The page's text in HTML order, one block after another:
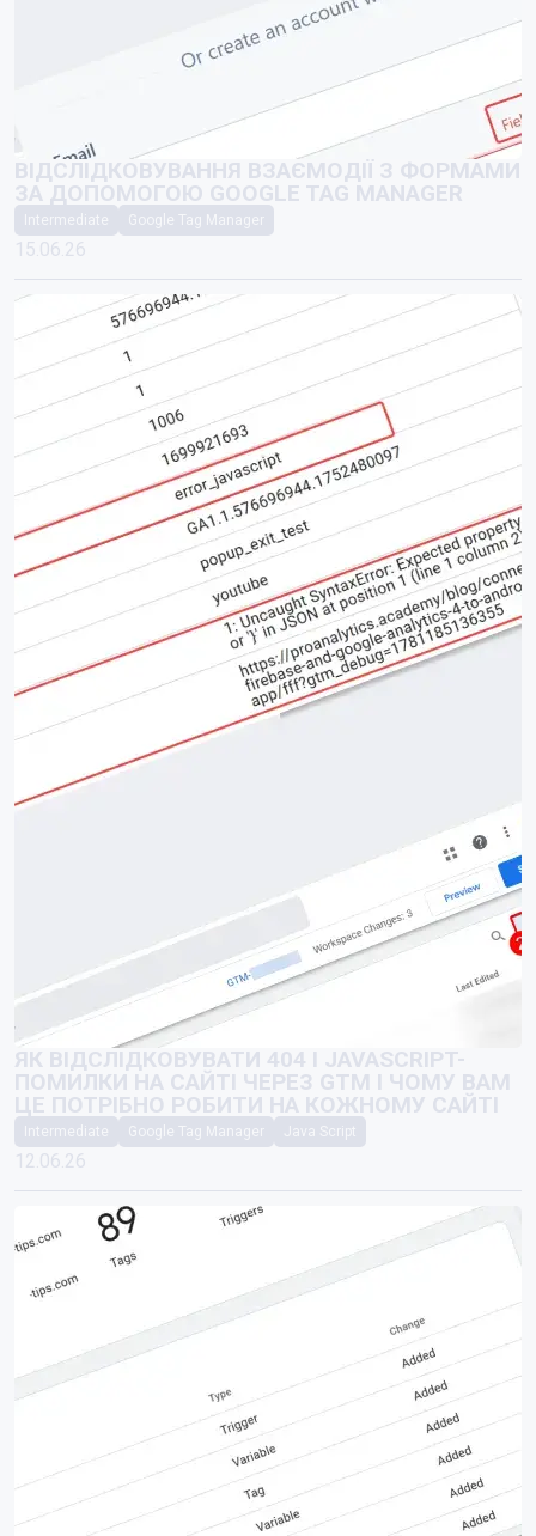
ВІДСЛІДКОВУВАННЯ ВЗАЄМОДІЇ З ФОРМАМИ
ЗА ДОПОМОГОЮ GOOGLE TAG MANAGER
15.06.26
Intermediate Google Tag Manager
ЯК ВІДСЛІДКОВУВАТИ 404 І JAVASCRIPT-
ПОМИЛКИ НА САЙТІ ЧЕРЕЗ GTM І ЧОМУ ВАМ
ЦЕ ПОТРІБНО РОБИТИ НА КОЖНОМУ САЙТІ
12.06.26
Intermediate Google Tag Manager Java Script